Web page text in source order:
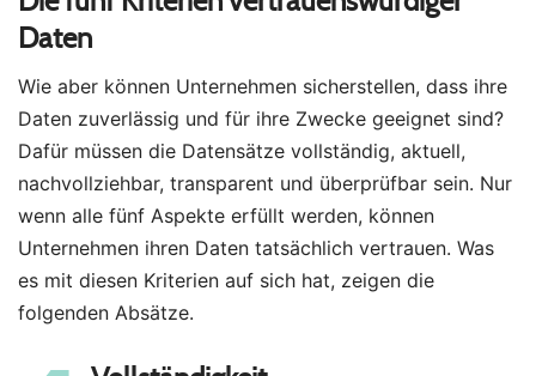
Daten
Wie aber können Unternehmen sicherstellen, dass ihre
Daten zuverlässig und für ihre Zwecke geeignet sind?
Dafür müssen die Datensätze vollständig, aktuell,
nachvollziehbar, transparent und überprüfbar sein. Nur
wenn alle fünf Aspekte erfüllt werden, können
Unternehmen ihren Daten tatsächlich vertrauen. Was
es mit diesen Kriterien auf sich hat, zeigen die
folgenden Absätze.